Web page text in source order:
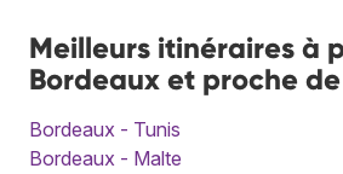
Meilleurs itinéraires à
Bordeaux et proche
Bordeaux - Tunis
Bordeaux - Malte